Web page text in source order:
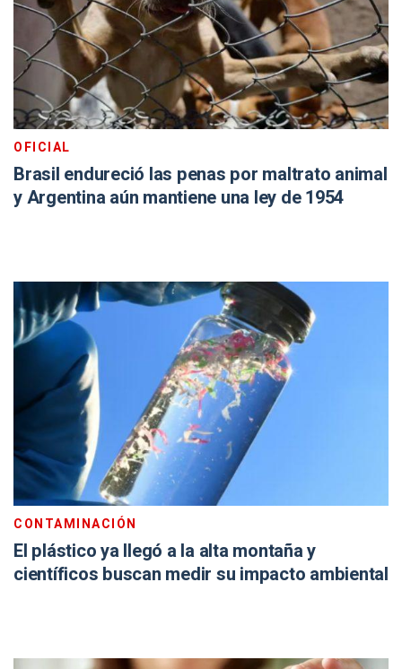
OFICIAL
Brasil endureció las penas por maltrato animal
y Argentina aún mantiene una ley de 1954
CONTAMINACIÓN
El plástico ya llegó a la alta montaña y
científicos buscan medir su impacto ambiental